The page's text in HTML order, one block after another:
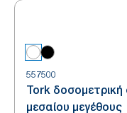
557500
Tork δοσομετρική
μεσαίου μεγέθους